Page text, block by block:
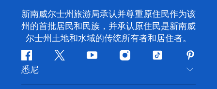
新南威尔士州旅游局承认并尊重原住民作为该
州的首批居民和民族，并承认原住民是新南威
尔士州土地和水域的传统所有者和居住者。
Facebook叽
喳
YouTubeInstagram
抖
悉尼